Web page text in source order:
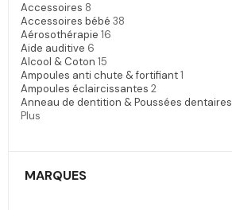
Accessoires 8
Accessoires bébé 38
Aérosothérapie 16
Aide auditive 6
Alcool & Coton 15
Ampoules anti chute & fortifiant1
Ampoules éclaircissantes 2
Anneau de dentition & Poussées dentaires
Plus
MARQUES